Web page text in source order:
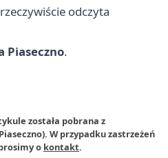
odczyta
Piaseczno.
została pobrana z
W przypadku zastrzeżeń
o kontakt.